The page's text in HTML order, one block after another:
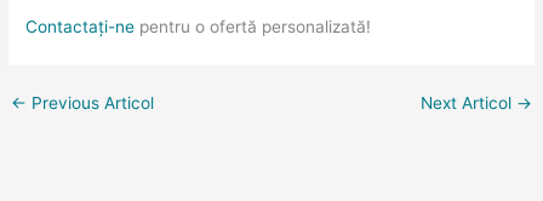
Contactați-ne pentru o ofertă personalizată!
← Previous Articol Next Articol →